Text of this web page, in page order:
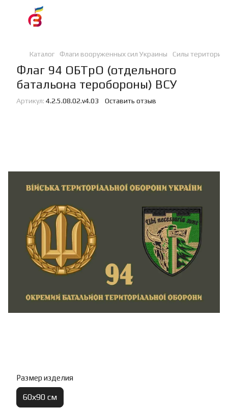
Каталог Флаги вооруженных сил Украины Силы
Флаг 94 ОБТрО (отдельного
батальона теробороны) ВСУ
Артикул: 4.2.5.08.02.v4.03 Оставить отзыв
Размер изделия
60х90 см